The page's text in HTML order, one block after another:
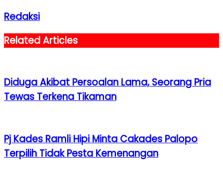
Redaksi
Related Articles
Diduga Akibat Persoalan Lama, Seorang Pria
Tewas Terkena Tikaman
Pj Kades Ramli Hipi Minta Cakades Palopo
Terpilih Tidak Pesta Kemenangan